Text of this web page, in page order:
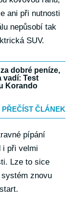
ani při nutnosti
nepůsobí tak
SUV.
dobré peníze,
vadí: Test
Korando
PŘEČÍST ČLÁNEK
pípání
i při velmi
Lze to sice
znovu